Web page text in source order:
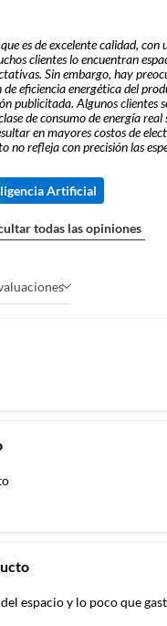
es de excelente calidad, con
clientes lo encuentran
Sin embargo, hay
eficiencia energética del
publicitada. Algunos clientes
de consumo de energía
en mayores costos de
no refleja con precisión las
Artificial
todas las opiniones
espacio y lo poco que